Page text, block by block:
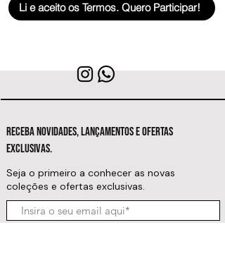
Li e aceito os Termos. Quero Participar!
RECEBA NOVIDADES, LANÇAMENTOS E OFERTAS
EXCLUSIVAS.
Seja o primeiro a conhecer as novas
coleções e ofertas exclusivas.